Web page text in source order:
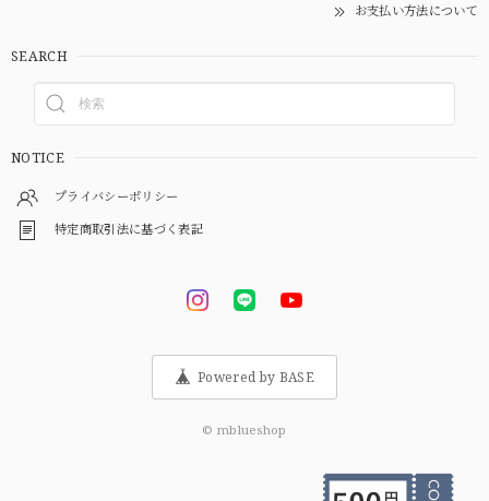
お支払い方法について
SEARCH
NOTICE
プライバシーポリシー
特定商取引法に基づく表記
Powered by BASE
© mblueshop